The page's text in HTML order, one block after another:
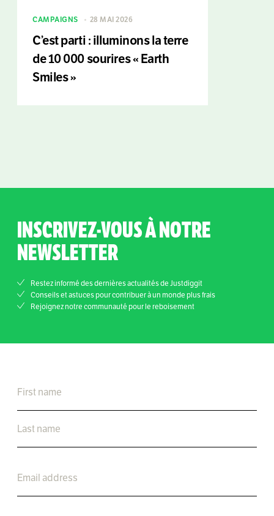
CAMPAIGNS 28 MAI 2026
C’est parti : illuminons la terre
de 10 000 sourires « Earth
Smiles »
INSCRIVEZ-VOUS À NOTRE
NEWSLETTER
Restez informé des dernières actualités de Justdiggit
Conseils et astuces pour contribuer à un monde plus frais
Rejoignez notre communauté pour le reboisement